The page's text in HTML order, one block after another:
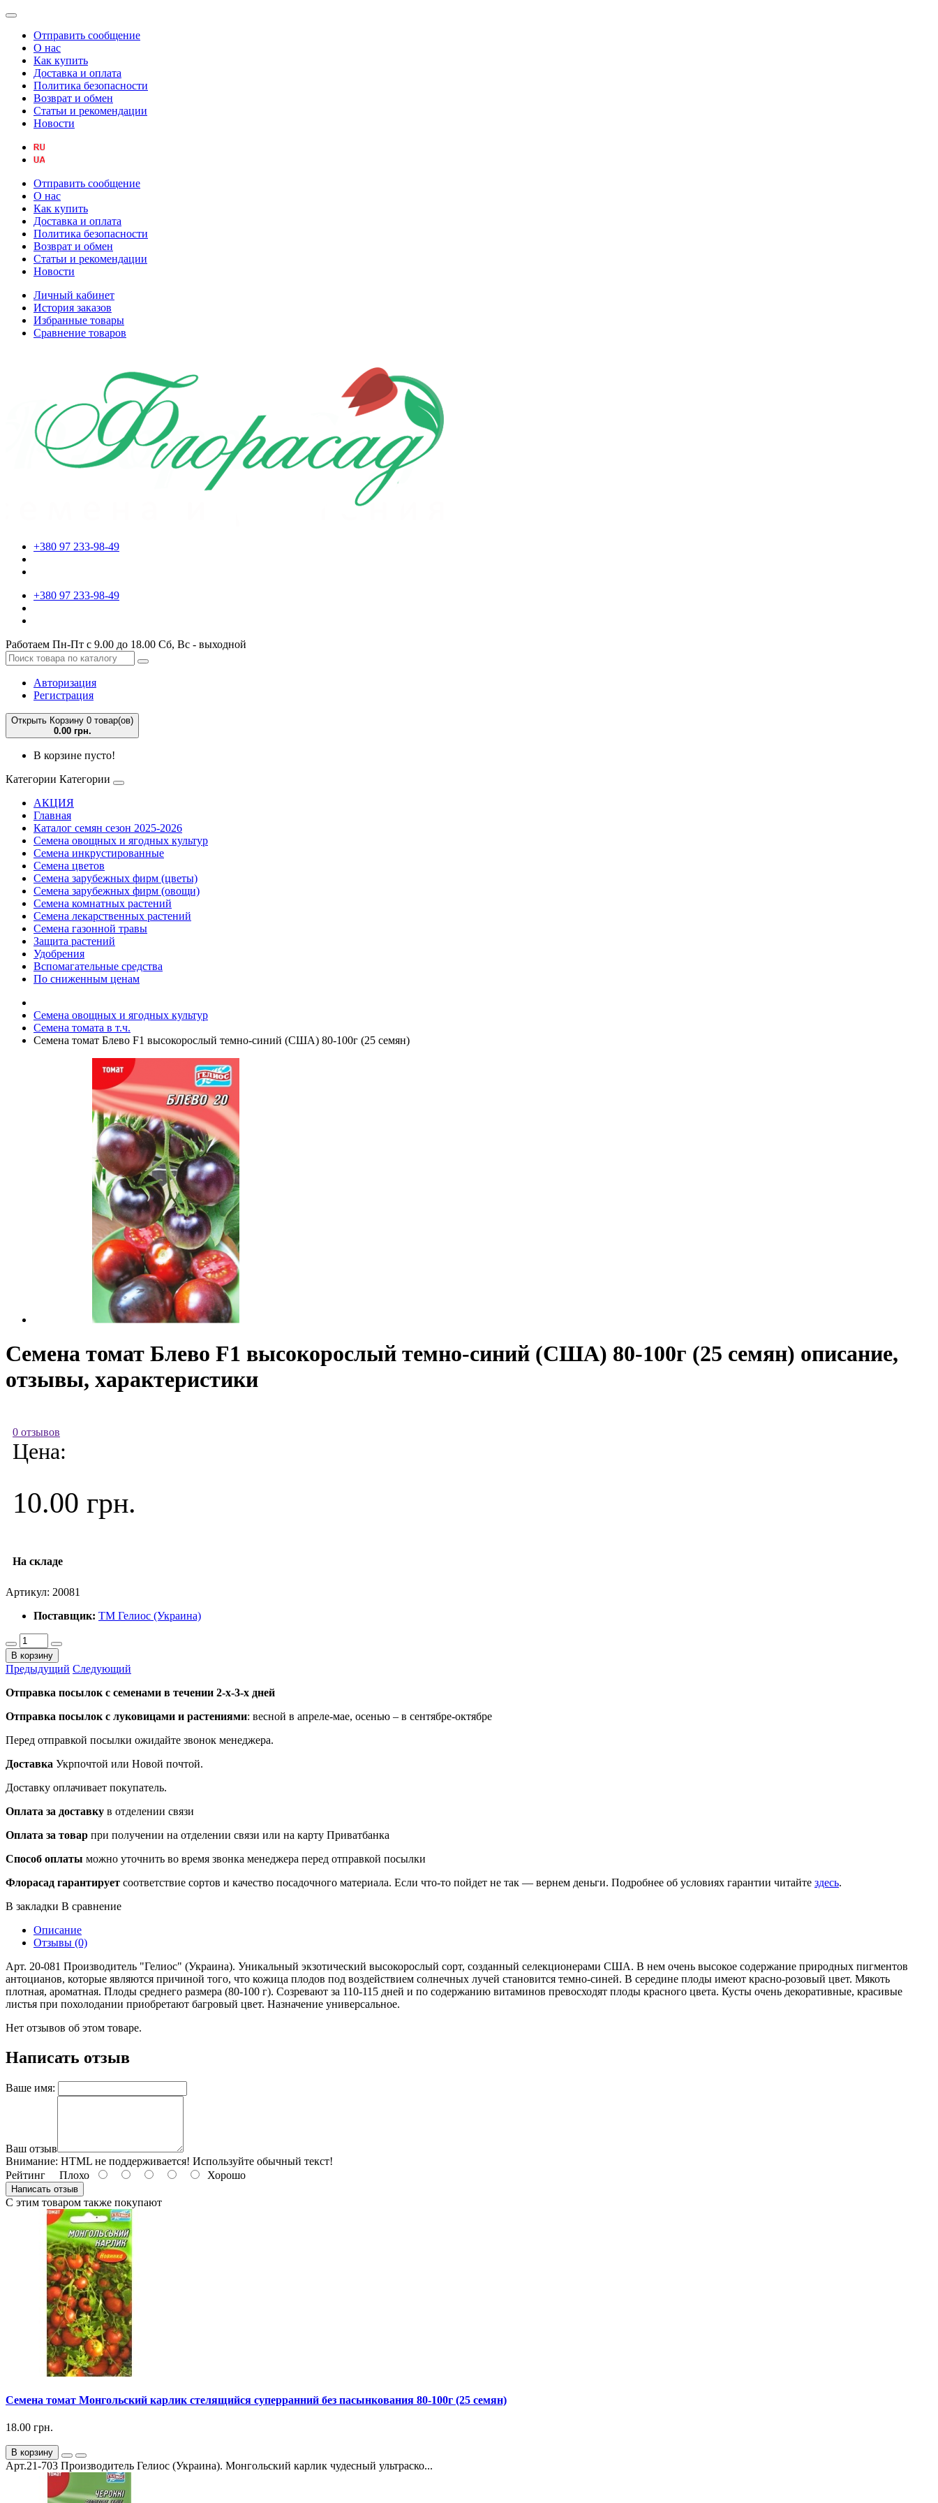
Отправить сообщение
О нас
Как купить
Доставка и оплата
Политика безопасности
Возврат и обмен
Статьи и рекомендации
Новости
Отправить сообщение
О нас
Как купить
Доставка и оплата
Политика безопасности
Возврат и обмен
Статьи и рекомендации
Новости
Личный кабинет
История заказов
Избранные товары
Сравнение товаров
+380 97 233-98-49
+380 97 233-98-49
Работаем Пн-Пт с 9.00 до 18.00 Сб, Вс - выходной
Авторизация
Регистрация
Открыть Корзину 0 товар(ов)
0.00 грн.
В корзине пусто!
Категории Категории
АКЦИЯ
Главная
Каталог семян сезон 2025-2026
Семена овощных и ягодных культур
Семена инкрустированные
Семена цветов
Семена зарубежных фирм (цветы)
Семена зарубежных фирм (овощи)
Семена комнатных растений
Семена лекарственных растений
Семена газонной травы
Защита растений
Удобрения
Вспомагательные средства
По сниженным ценам
Семена овощных и ягодных культур
Семена томата в т.ч.
Семена томат Блево F1 высокорослый темно-синий (США) 80-100г (25 семян)
Семена томат Блево F1 высокорослый темно-синий (США) 80-100г (25 семян) описание,
отзывы, характеристики
0 отзывов
Цена:
10.00 грн.
На складе
Артикул: 20081
Поставщик: ТМ Гелиос (Украина)
В корзину
Предыдущий Следующий
Отправка посылок с семенами в течении 2-х-3-х дней
Отправка посылок с луковицами и растениями: весной в апреле-мае, осенью – в сентябре-октябре
Перед отправкой посылки ожидайте звонок менеджера.
Доставка Укрпочтой или Новой почтой.
Доставку оплачивает покупатель.
Оплата за доставку в отделении связи
Оплата за товар при получении на отделении связи или на карту Приватбанка
Способ оплаты можно уточнить во время звонка менеджера перед отправкой посылки
Флорасад гарантирует соответствие сортов и качество посадочного материала. Если что-то пойдет не так — вернем деньги. Подробнее об условиях гарантии читайте здесь.
В закладки В сравнение
Описание
Отзывы (0)
Арт. 20-081 Производитель "Гелиос" (Украина). Уникальный экзотический высокорослый сорт, созданный селекционерами США. В нем очень высокое содержание природных пигментов
антоцианов, которые являются причиной того, что кожица плодов под воздействием солнечных лучей становится темно-синей. В середине плоды имеют красно-розовый цвет. Мякоть
плотная, ароматная. Плоды среднего размера (80-100 г). Созревают за 110-115 дней и по содержанию витаминов превосходят плоды красного цвета. Кусты очень декоративные, красивые
листья при похолодании приобретают багровый цвет. Назначение универсальное.
Нет отзывов об этом товаре.
Написать отзыв
Ваше имя:
Ваш отзыв
Внимание: HTML не поддерживается! Используйте обычный текст!
Рейтинг Плохо Хорошо
Написать отзыв
С этим товаром также покупают
Семена томат Монгольский карлик стелящийся суперранний без пасынкования 80-100г (25 семян)
18.00 грн.
В корзину
Арт.21-703 Производитель Гелиос (Украина). Монгольский карлик чудесный ультраско...